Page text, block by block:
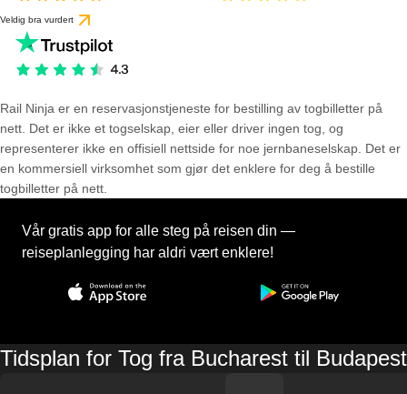
Veldig bra vurdert
Rail Ninja er en reservasjons­tjeneste for bestilling av togbilletter på
nett. Det er ikke et togselskap, eier eller driver ingen tog, og
representerer ikke en offisiell nettside for noe jernbaneselskap. Det er
en kommersiell virksomhet som gjør det enklere for deg å bestille
togbilletter på nett.
Vår gratis app for alle steg på reisen din —
reiseplanlegging har aldri vært enklere!
Tidsplan for Tog fra Bucharest til Budapest